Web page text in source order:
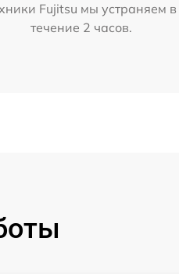
Fujitsu мы устраняем в
течение 2 часов.